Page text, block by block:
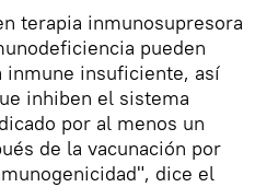
terapia inmunosupresora
pueden
inmune insuficiente, así
inhiben el sistema
por al menos un
de la vacunación por
dice el